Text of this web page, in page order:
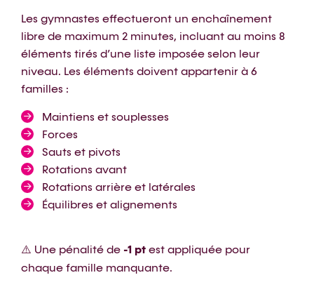
Les gymnastes effectueront un enchaînement
libre de maximum 2 minutes, incluant au moins 8
éléments tirés d’une liste imposée selon leur
niveau. Les éléments doivent appartenir à 6
familles :
Maintiens et souplesses
Forces
Sauts et pivots
Rotations avant
Rotations arrière et latérales
Équilibres et alignements
⚠️ Une pénalité de -1 pt est appliquée pour
chaque famille manquante.